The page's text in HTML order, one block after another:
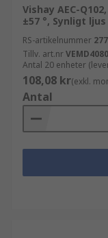
Vishay AEC-
±57 °, Synligt ljus
RS-artikelnummer
Tillv. art.nr
Antal 20 enheter
108,08 kr(exkl.
Antal